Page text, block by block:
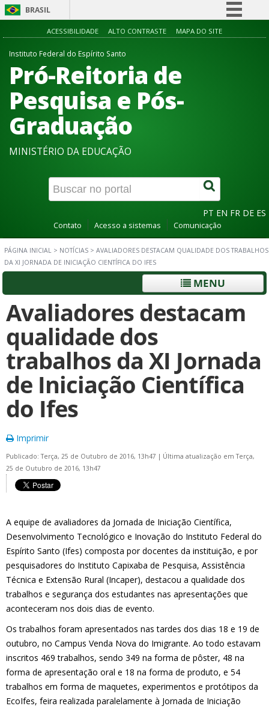
BRASIL
Simplifique!
Acesso à informação
Legislação
ACESSIBILIDADE ALTO CONTRASTE MAPA DO SITE
Instituto Federal do Espírito Santo
Pró-Reitoria de
Pesquisa e Pós-
Graduação
MINISTÉRIO DA EDUCAÇÃO
PT EN FR DE ES
Contato Acesso a sistemas Comunicação
PÁGINA INICIAL > NOTÍCIAS > AVALIADORES DESTACAM QUALIDADE DOS TRABALHOS
DA XI JORNADA DE INICIAÇÃO CIENTÍFICA DO IFES
MENU
Avaliadores destacam
qualidade dos
trabalhos da XI Jornada
de Iniciação Científica
do Ifes
Imprimir
Publicado: Terça, 25 de Outubro de 2016, 13h47 | Última atualização em Terça,
25 de Outubro de 2016, 13h47
A equipe de avaliadores da Jornada de Iniciação Científica,
Desenvolvimento Tecnológico e Inovação do Instituto Federal do
Espírito Santo (Ifes) composta por docentes da instituição, e por
pesquisadores do Instituto Capixaba de Pesquisa, Assistência
Técnica e Extensão Rural (Incaper), destacou a qualidade dos
trabalhos e segurança dos estudantes nas apresentações que
aconteceram nos dois dias de evento.
Os trabalhos foram apresentados nas tardes dos dias 18 e 19 de
outubro, no Campus Venda Nova do Imigrante. Ao todo estavam
inscritos 469 trabalhos, sendo 349 na forma de pôster, 48 na
forma de apresentação oral e 18 na forma de produto, e 54
trabalhos em forma de maquetes, experimentos e protótipos da
EcoIfes, feira realizada paralelamente à Jornada de Iniciação